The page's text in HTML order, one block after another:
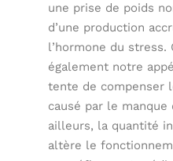
une prise de poids
d’une production
l’hormone du stress.
également notre
tente de compenser
causé par le manque
ailleurs, la quantité
altère le